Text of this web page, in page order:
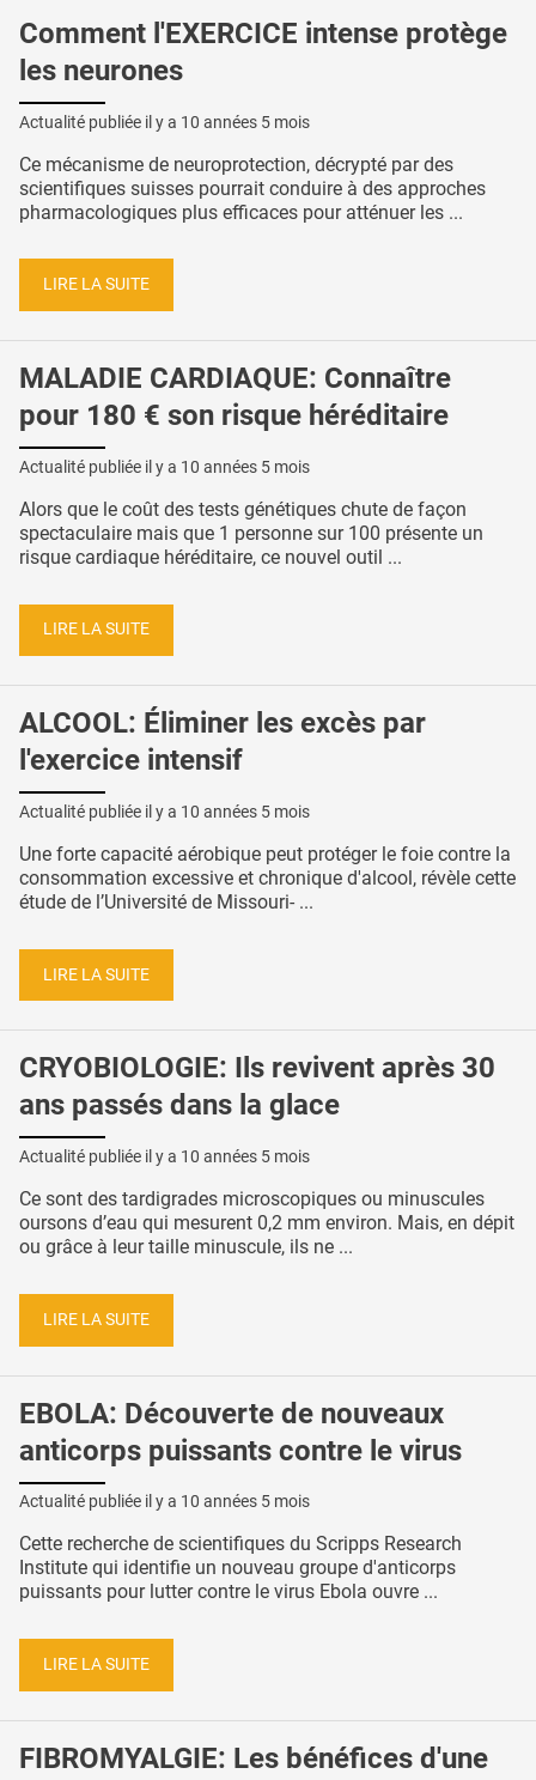
Comment l'EXERCICE intense protège
les neurones
Actualité publiée il y a 10 années 5 mois
Ce mécanisme de neuroprotection, décrypté par des
scientifiques suisses pourrait conduire à des approches
pharmacologiques plus efficaces pour atténuer les ...
LIRE LA SUITE
MALADIE CARDIAQUE: Connaître
pour 180 € son risque héréditaire
Actualité publiée il y a 10 années 5 mois
Alors que le coût des tests génétiques chute de façon
spectaculaire mais que 1 personne sur 100 présente un
risque cardiaque héréditaire, ce nouvel outil ...
LIRE LA SUITE
ALCOOL: Éliminer les excès par
l'exercice intensif
Actualité publiée il y a 10 années 5 mois
Une forte capacité aérobique peut protéger le foie contre la
consommation excessive et chronique d'alcool, révèle cette
étude de l’Université de Missouri- ...
LIRE LA SUITE
CRYOBIOLOGIE: Ils revivent après 30
ans passés dans la glace
Actualité publiée il y a 10 années 5 mois
Ce sont des tardigrades microscopiques ou minuscules
oursons d’eau qui mesurent 0,2 mm environ. Mais, en dépit
ou grâce à leur taille minuscule, ils ne ...
LIRE LA SUITE
EBOLA: Découverte de nouveaux
anticorps puissants contre le virus
Actualité publiée il y a 10 années 5 mois
Cette recherche de scientifiques du Scripps Research
Institute qui identifie un nouveau groupe d'anticorps
puissants pour lutter contre le virus Ebola ouvre ...
LIRE LA SUITE
FIBROMYALGIE: Les bénéfices d'une